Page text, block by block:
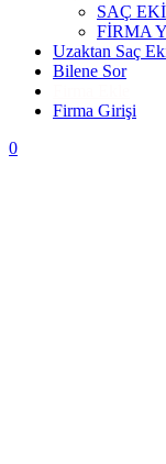
SAÇ
FİRMA
Uzaktan Saç
Bilene Sor
Firma Girişi
0